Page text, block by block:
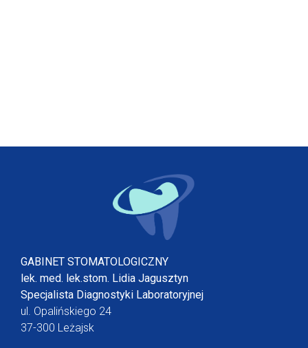
GABINET STOMATOLOGICZNY
lek. med. lek.stom. Lidia Jagusztyn
Specjalista Diagnostyki Laboratoryjnej
ul. Opalińskiego 24
37-300 Leżajsk